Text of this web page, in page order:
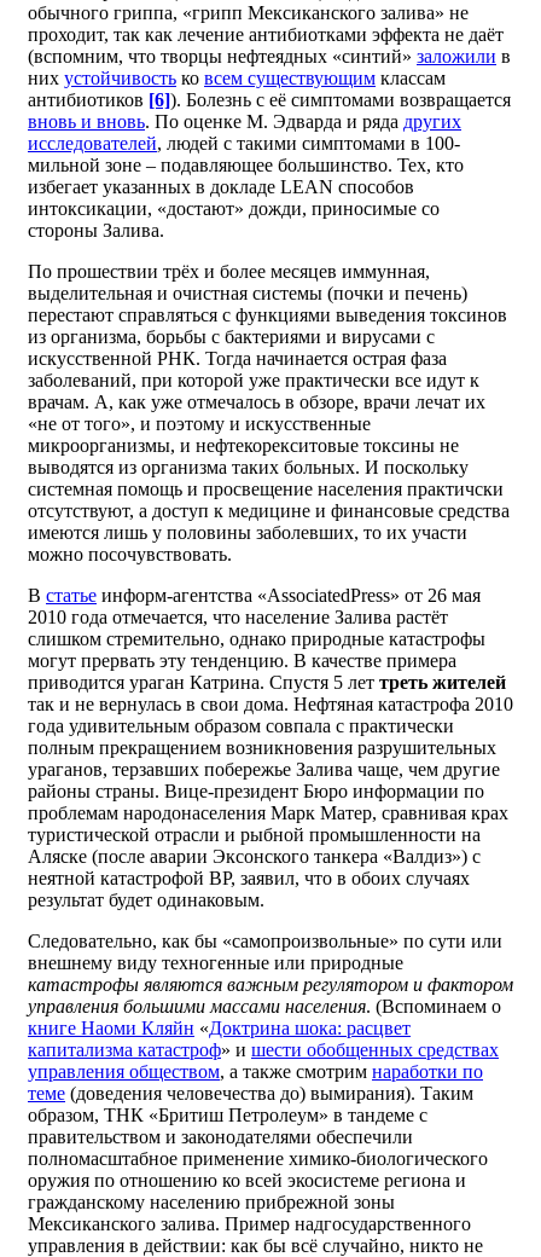
обычного гриппа, «грипп Мексиканского залива» не
проходит, так как лечение антибиотками эффекта не даёт
(вспомним, что творцы нефтеядных «синтий» заложили в
них устойчивость ко всем существующим классам
антибиотиков [6]). Болезнь с её симптомами возвращается
вновь и вновь. По оценке М. Эдварда и ряда других
исследователей, людей с такими симптомами в 100-
мильной зоне – подавляющее большинство. Тех, кто
избегает указанных в докладе LEAN способов
интоксикации, «достают» дожди, приносимые со
стороны Залива.
По прошествии трёх и более месяцев иммунная,
выделительная и очистная системы (почки и печень)
перестают справляться с функциями выведения токсинов
из организма, борьбы с бактериями и вирусами с
искусственной РНК. Тогда начинается острая фаза
заболеваний, при которой уже практически все идут к
врачам. А, как уже отмечалось в обзоре, врачи лечат их
«не от того», и поэтому и искусственные
микроорганизмы, и нефтекорекситовые токсины не
выводятся из организма таких больных. И поскольку
системная помощь и просвещение населения практичски
отсутствуют, а доступ к медицине и финансовые средства
имеются лишь у половины заболевших, то их участи
можно посочувствовать.
В статье информ-агентства «AssociatedPress» от 26 мая
2010 года отмечается, что население Залива растёт
слишком стремительно, однако природные катастрофы
могут прервать эту тенденцию. В качестве примера
приводится ураган Катрина. Спустя 5 лет треть жителей
так и не вернулась в свои дома. Нефтяная катастрофа 2010
года удивительным образом совпала с практически
полным прекращением возникновения разрушительных
ураганов, терзавших побережье Залива чаще, чем другие
районы страны. Вице-президент Бюро информации по
проблемам народонаселения Марк Матер, сравнивая крах
туристической отрасли и рыбной промышленности на
Аляске (после аварии Эксонского танкера «Валдиз») с
неятной катастрофой ВР, заявил, что в обоих случаях
результат будет одинаковым.
Следовательно, как бы «самопроизвольные» по сути или
внешнему виду техногенные или природные
катастрофы являются важным регулятором и фактором
управления большими массами населения. (Вспоминаем о
книге Наоми Кляйн «Доктрина шока: расцвет
капитализма катастроф» и шести обобщенных средствах
управления обществом, а также смотрим наработки по
теме (доведения человечества до) вымирания). Таким
образом, ТНК «Бритиш Петролеум» в тандеме с
правительством и законодателями обеспечили
полномасштабное применение химико-биологического
оружия по отношению ко всей экосистеме региона и
гражданскому населению прибрежной зоны
Мексиканского залива. Пример надгосударственного
управления в действии: как бы всё случайно, никто не